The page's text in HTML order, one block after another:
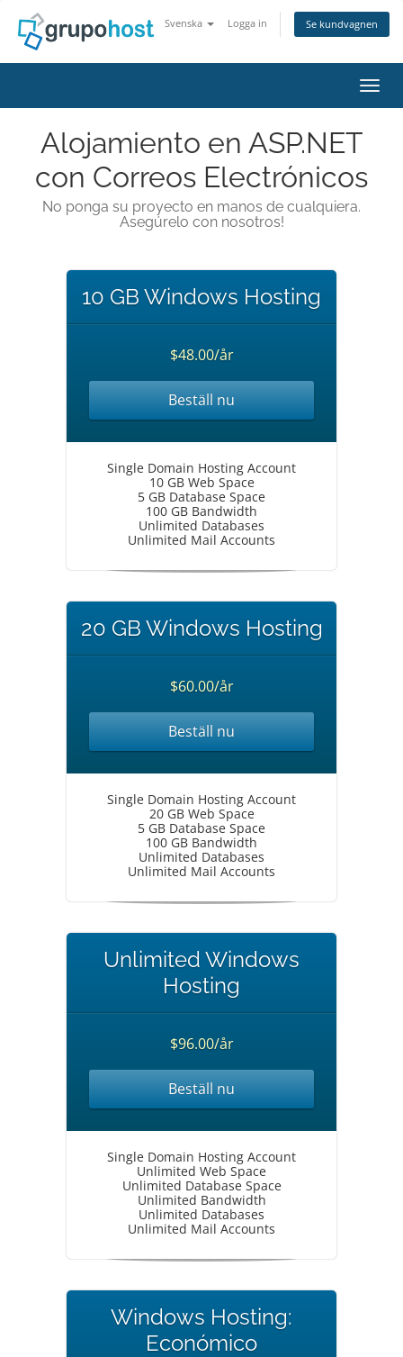
Svenska Logga in Se kundvagnen
Alojamiento en ASP.NET
con Correos Electrónicos
No ponga su proyecto en manos de cualquiera.
Asegúrelo con nosotros!
10 GB Windows Hosting
$48.00/år
Beställ nu
Single Domain Hosting Account
10 GB Web Space
5 GB Database Space
100 GB Bandwidth
Unlimited Databases
Unlimited Mail Accounts
20 GB Windows Hosting
$60.00/år
Beställ nu
Single Domain Hosting Account
20 GB Web Space
5 GB Database Space
100 GB Bandwidth
Unlimited Databases
Unlimited Mail Accounts
Unlimited Windows
Hosting
$96.00/år
Beställ nu
Single Domain Hosting Account
Unlimited Web Space
Unlimited Database Space
Unlimited Bandwidth
Unlimited Databases
Unlimited Mail Accounts
Windows Hosting:
Económico